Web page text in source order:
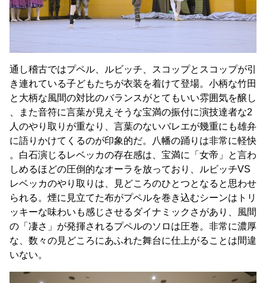
通し稽古ではプペル、ルビッチ、スコップとスコップが引
き連れている子どもたちが衣装を着けて登場。小柄な竹田
と大柄な風間の対比のバランスがとてもいい雰囲気を醸し
、また音符に言葉が見えそうな宝満の振付に演技達者な2
人のやり取りが重なり、言葉のないバレエが幾重にも雄弁
に語りかけてくるのが印象的だ。八幡の踊りは非常に軽快
。白石演じるレベッカの存在感は、宝満に「女帝」と言わ
しめるほどの圧倒的なオーラを放っており、ルビッチVS
レベッカのやり取りは、見どころのひとつとなると思わせ
られる。煙に見立てた布がプペルを巻き込むシーンはトリ
ッキーな味わいも感じさせるダイナミックさがあり、風間
の「凄さ」が発揮されるプペルのソロは圧巻。非常に濃厚
な、数々の見どころにあふれた舞台に仕上がることは間違
いない。